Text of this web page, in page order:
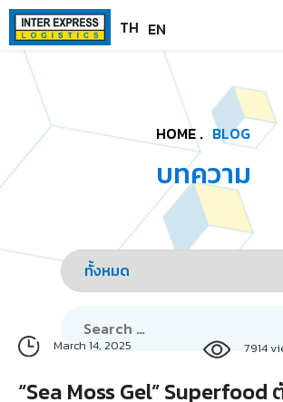
Paste this code as high in the of the page as
TH EN
HOME . BLOG
บทความ
March 14, 2025 7914
“Sea Moss Gel” Superfood